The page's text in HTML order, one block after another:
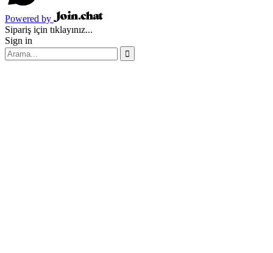
Powered by
Sipariş için tıklayınız...
Sign in